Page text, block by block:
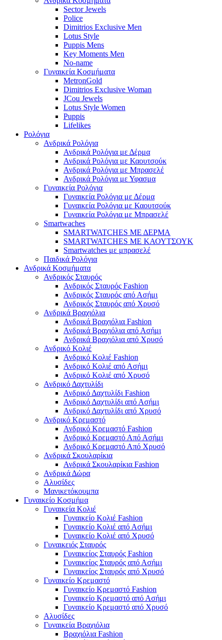
Sector Jewels
Police
Dimitrios Exclusive Men
Lotus Style
Puppis Mens
Key Moments Men
No-name
Γυναικεία Κοσμήματα
MetronGold
Dimitrios Exclusive Woman
JCou Jewels
Lotus Style Women
Puppis
Lifelikes
Ρολόγια
Ανδρικά Ρολόγια
Ανδρικά Ρολόγια με Δέρμα
Ανδρικά Ρολόγια με Καουτσούκ
Ανδρικά Ρολόγια με Μπρασελέ
Ανδρικά Ρολόγια με Υφασμα
Γυναικεία Ρολόγια
Γυναικεία Ρολόγια με Δέρμα
Γυναικεία Ρολόγια με Καουτσούκ
Γυναικεία Ρολόγια με Μπρασελέ
Smartwaches
SMARTWATCHES ΜΕ ΔΕΡΜΑ
SMARTWATCHES ΜΕ ΚΑΟΥΤΣΟΥΚ
Smartwatches με μπρασελέ
Παιδικά Ρολόγια
Ανδρικά Κοσμήματα
Ανδρικός Σταυρός
Ανδρικός Σταυρός Fashion
Ανδρικός Σταυρός από Ασήμι
Ανδρικός Σταυρός από Χρυσό
Ανδρικά Βραχιόλια
Ανδρικά Βραχιόλια Fashion
Ανδρικά Βραχιόλια από Ασήμι
Ανδρικά Βραχιόλια από Χρυσό
Ανδρικό Κολιέ
Ανδρικό Κολιέ Fashion
Ανδρικό Κολιέ από Ασήμι
Ανδρικό Κολιέ από Χρυσό
Ανδρικό Δαχτυλίδι
Ανδρικό Δαχτυλίδι Fashion
Ανδρικό Δαχτυλίδι από Ασήμι
Ανδρικό Δαχτυλίδι από Χρυσό
Ανδρικό Κρεμαστό
Ανδρικό Κρεμαστό Fashion
Ανδρικό Κρεμαστό Από Ασήμι
Ανδρικό Κρεμαστό Από Χρυσό
Ανδρικά Σκουλαρίκια
Ανδρικά Σκουλαρίκια Fashion
Ανδρικά Δώρα
Αλυσίδες
Μανικετόκουμπα
Γυναικείο Κοσμήμα
Γυναικεία Κολιέ
Γυναικείο Κολιέ Fashion
Γυναικείο Κολιέ από Ασήμι
Γυναικείο Κολιέ από Χρυσό
Γυναικειός Σταυρός
Γυναικείος Σταυρός Fashion
Γυναικείος Σταυρός από Ασήμι
Γυναικείος Σταυρός από Χρυσό
Γυναικείο Κρεμαστό
Γυναικείο Κρεμαστό Fashion
Γυναικείο Κρεμαστό από Ασήμι
Γυναικείο Κρεμαστό από Χρυσό
Αλυσίδες
Γυναικεία Βραχιόλια
Βραχιόλια Fashion